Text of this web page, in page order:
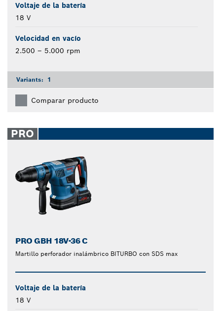
Voltaje de la batería
18 V
Velocidad en vacío
2.500 – 5.000 rpm
Variants: 1
Comparar producto
PRO
PRO GBH 18V-36 C
Martillo perforador inalámbrico BITURBO con SDS max
Voltaje de la batería
18 V